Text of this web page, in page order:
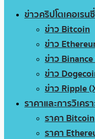
ข่าวคริปโตเคอเรนซี่
ข่าว Bitcoin
ข่าว
ข่าว
ข่าว
ข่าว Ripple
ราคาและการวิเคร
ราคา Bitcoin
ราคา